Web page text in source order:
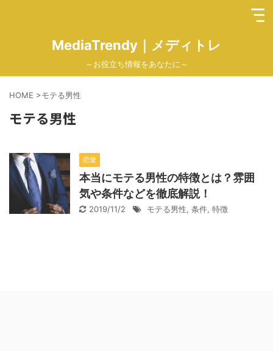
MediaTrendy｜メディトレ
～お役立ち情報をあなたに～
HOME >モテる男性
モテる男性
恋愛
本当にモテる男性の特徴とは？雰囲
気や条件などを徹底解説！
2019/11/2 モテる男性, 条件, 特徴